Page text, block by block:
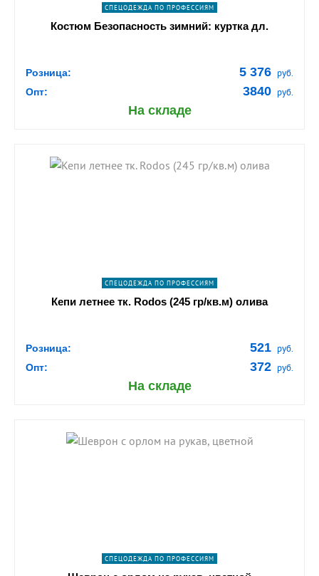
СПЕЦОДЕЖДА ПО ПРОФЕССИЯМ
Костюм Безопасность зимний: куртка дл.
Розница: 5 376 руб.
Опт: 3840 руб.
На складе
shopping_cart В КОРЗИНУ
СПЕЦОДЕЖДА ПО ПРОФЕССИЯМ
Кепи летнее тк. Rodos (245 гр/кв.м) олива
Розница: 521 руб.
Опт: 372 руб.
На складе
shopping_cart В КОРЗИНУ
СПЕЦОДЕЖДА ПО ПРОФЕССИЯМ